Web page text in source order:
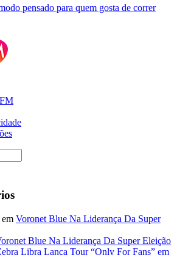
pensado para quem gosta de correr
em Voronet Blue Na Liderança Da Super
Blue Na Liderança Da Super Eleição
Libra Lança Tour “Only For Fans” em